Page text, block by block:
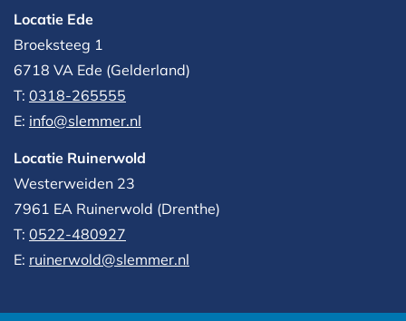
Locatie Ede
Broeksteeg 1
6718 VA Ede (Gelderland)
T: 0318-265555
E: info@slemmer.nl
Locatie Ruinerwold
Westerweiden 23
7961 EA Ruinerwold (Drenthe)
T: 0522-480927‬
E: ruinerwold@slemmer.nl